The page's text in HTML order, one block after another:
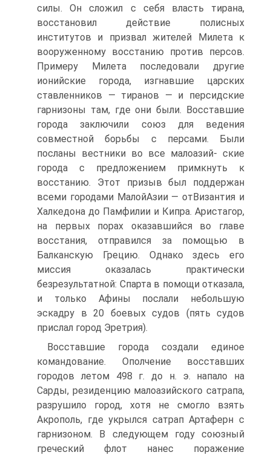
силы. Он сложил с себя власть тирана,
восстановил действие полисных
институтов и призвал жителей Милета к
вооруженному восстанию против персов.
Примеру Милета последовали другие
ионийские города, изгнавшие царских
ставленников — тиранов — и персидские
гарнизоны там, где они были. Восставшие
города заключили союз для ведения
совместной борьбы с персами. Были
посланы вестники во все малоазий- ские
города с предложением примкнуть к
восстанию. Этот призыв был поддержан
всеми городами МалойАзии — отВизантия и
Халкедона до Памфилии и Кипра. Аристагор,
на первых порах оказавшийся во главе
восстания, отправился за помощью в
Балканскую Грецию. Однако здесь его
миссия оказалась практически
безрезультатной: Спарта в помощи отказала,
и только Афины послали небольшую
эскадру в 20 боевых судов (пять судов
прислал город Эретрия).
Восставшие города создали единое
командование. Ополчение восставших
городов летом 498 г. до н. э. напало на
Сарды, резиденцию малоазийского сатрапа,
разрушило город, хотя не смогло взять
Акрополь, где укрылся сатрап Артаферн с
гарнизоном. B следующем году союзный
греческий флот нанес поражение